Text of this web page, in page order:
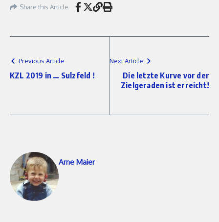
Share this Article
Previous Article
KZL 2019 in … Sulzfeld !
Next Article
Die letzte Kurve vor der
Zielgeraden ist erreicht!
Arne Maier